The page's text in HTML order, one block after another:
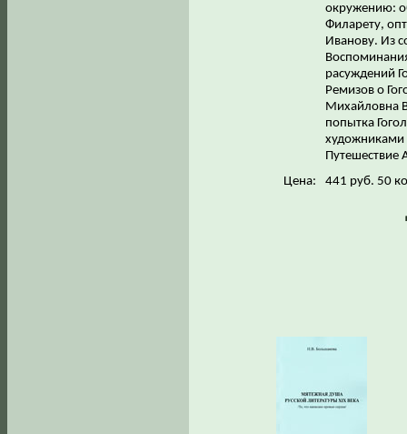
окружению:
Филарету,
Иванову. Из
расуждений
Ремизов о
Михайловна
попытка
художниками
Путешествие
Цена:
441 руб. 50